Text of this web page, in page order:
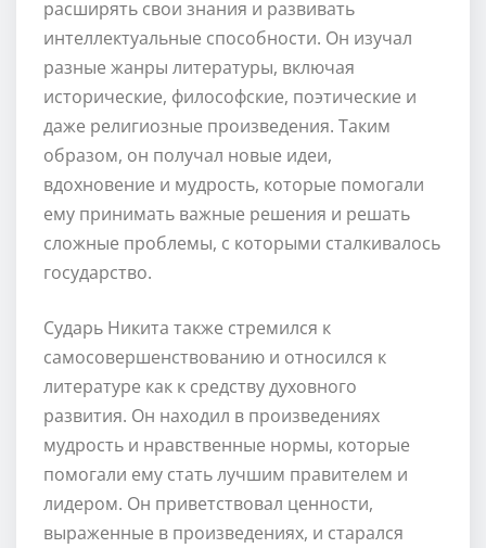
расширять свои знания и развивать
интеллектуальные способности. Он изучал
разные жанры литературы, включая
исторические, философские, поэтические и
даже религиозные произведения. Таким
образом, он получал новые идеи,
вдохновение и мудрость, которые помогали
ему принимать важные решения и решать
сложные проблемы, с которыми сталкивалось
государство.
Сударь Никита также стремился к
самосовершенствованию и относился к
литературе как к средству духовного
развития. Он находил в произведениях
мудрость и нравственные нормы, которые
помогали ему стать лучшим правителем и
лидером. Он приветствовал ценности,
выраженные в произведениях, и старался